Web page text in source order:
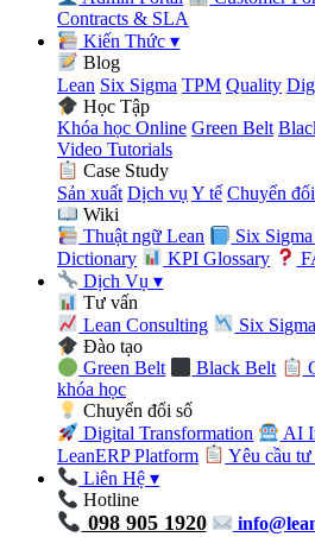
Contracts & SLA
Kiến Thức▾
Blog
Lean Six Sigma TPM Quality
Học Tập
Khóa học Online Green Belt
Video Tutorials
Case Study
Sản xuất Dịch vụ Y tế Chuyển
Wiki
Thuật ngữ Lean
Six
Dictionary
KPI Glossary
Dịch Vụ▾
Tư vấn
Lean Consulting
Six Sigma
Đào tạo
Green Belt
Black Belt
khóa học
Chuyển đổi số
Digital Transformation
AI
LeanERP Platform
Yêu cầu tư
Liên Hệ▾
Hotline
098 905 1920